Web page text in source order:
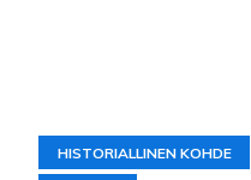
HISTORIALLINEN KOHDE